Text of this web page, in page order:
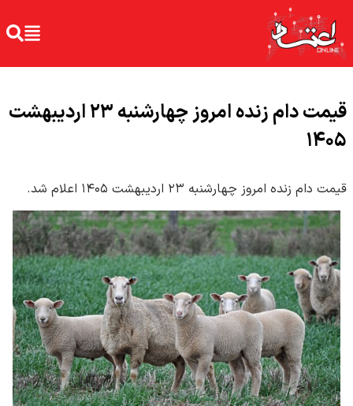
قیمت دام زنده امروز چهارشنبه ۲۳ اردیبهشت
۱۴۰۵
قیمت دام زنده امروز چهارشنبه ۲۳ اردیبهشت ۱۴۰۵ اعلام شد.